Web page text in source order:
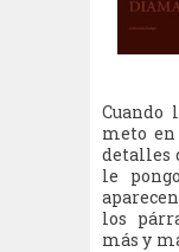
Cuando
meto
detalles
le
los
más y